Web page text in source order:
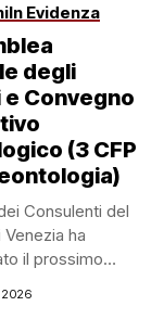
In Evidenza
degli
Convegno
(3 CFP
Consulenti del
ha
il prossimo
2026